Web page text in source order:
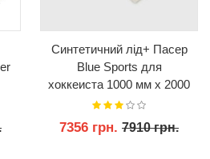
Синтетичний лід+ Пасер
Blue Sports для
хоккеиста 1000 мм x 2000
мм x 3 мм
7356 грн. 7910 грн.